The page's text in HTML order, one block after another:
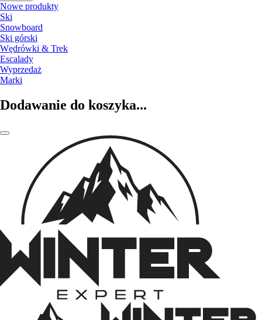
Nowe produkty
Ski
Snowboard
Ski górski
Wędrówki & Trek
Escalady
Wyprzedaż
Marki
Dodawanie do koszyka...